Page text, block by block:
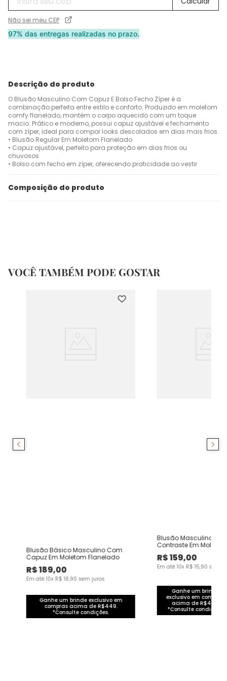
Não sei meu CEP
97% das entregas realizadas no prazo.
Descrição do produto
O Blusão Masculino Com Capuz E Bolso Fecho Zíper é a
combinação perfeita entre estilo e conforto. Produzido em moletom
comfy flanelado, mantém o corpo aquecido com um toque
macio. Prático e moderno, possui capuz ajustável e fechamento
com zíper, ideal para compor looks descolados em dias mais frios.
• Blusão Regular Em Moletom Flanelado
• Capuz ajustável, perfeito para proteção em dias frios ou
chuvosos
• Bolso com fecho em zíper, oferecendo praticidade ao vestir
Composição do produto
VOCÊ TAMBÉM PODE GOSTAR
Blusão Básico Masculino Com
Capuz Em Moletom Flanelado
R$189,00
Em até10xR$ 18,90 sem juros
Ganhe um brinde exclusivo em
compras acima de R$449.
*Consulte condições.
Blusão Masculino
Contraste Em
Texturizado
R$159,00
Em até10x R$ 15,90 sem
Ganhe um brinde
exclusivo em compras
acima de R$449.
*Consulte condições.